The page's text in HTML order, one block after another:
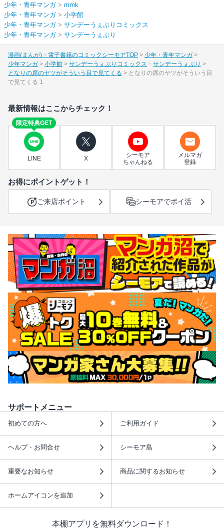
少年・青年マンガ> mmk
少年・青年マンガ> 小学館
少年・青年マンガ> サンデーうぇぶりコミックス
少年・青年マンガ> サンデーうぇぶり
漫画(まんが)・電子書籍のコミックシーモアTOP
少年・青年マンガ
少年マンガ
小学館 サンデーうぇぶりコミックス
サンデーうぇぶり
となりの席のヤツがそういう目で見てくる
となりの席のヤツがそういう目
で見てくる 1
最新情報はここからチェック！
限定特典GET
LINE X
シーモア
ちゃんねる
メルマガ
登録
お得にポイントゲット！
ご来店ポイント シーモアでポイ活
サポートメニュー
初めての方へ ご利用ガイド
ヘルプ・お問合せ シーモア島
重要なお知らせ 商品に関するお知らせ
ホームアイコンを追加
本棚アプリを無料ダウンロード！